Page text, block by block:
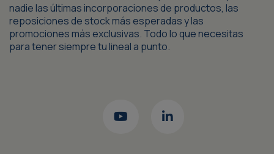
nadie las últimas incorporaciones de productos, las
reposiciones de stock más esperadas y las
promociones más exclusivas. Todo lo que necesitas
para tener siempre tu lineal a punto.